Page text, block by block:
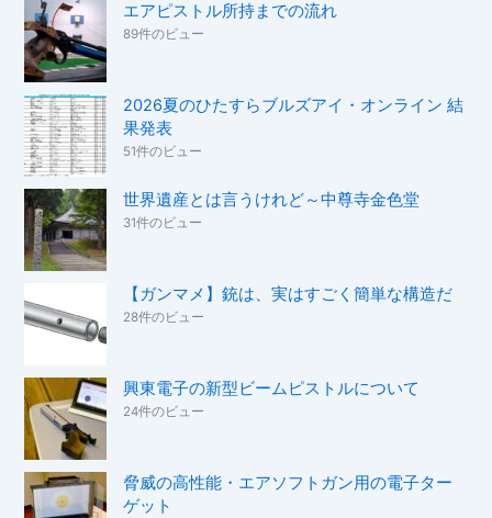
エアピストル所持までの流れ
89件のビュー
2026夏のひたすらブルズアイ・オンライン 結
果発表
51件のビュー
世界遺産とは言うけれど～中尊寺金色堂
31件のビュー
【ガンマメ】銃は、実はすごく簡単な構造だ
28件のビュー
興東電子の新型ビームピストルについて
24件のビュー
脅威の高性能・エアソフトガン用の電子ター
ゲット